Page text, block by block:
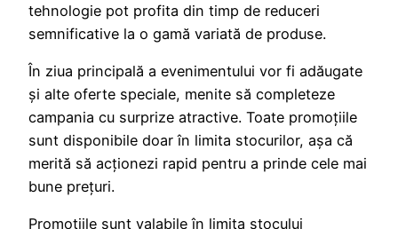
tehnologie pot profita din timp de reduceri
semnificative la o gamă variată de produse.
În ziua principală a evenimentului vor fi adăugate
și alte oferte speciale, menite să completeze
campania cu surprize atractive. Toate promoțiile
sunt disponibile doar în limita stocurilor, așa că
merită să acționezi rapid pentru a prinde cele mai
bune prețuri.
Promoțiile sunt valabile în limita stocului